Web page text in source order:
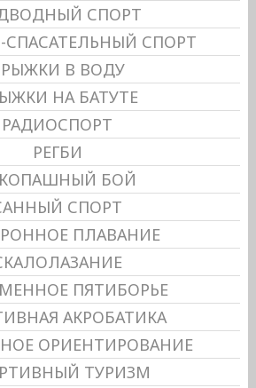
СПОРТ
СПОРТ
В ВОДУ
НА БАТУТЕ
РАДИОСПОРТ
РЕГБИ
БОЙ
СПОРТ
ПЛАВАНИЕ
ПЯТИБОРЬЕ
АКРОБАТИКА
ОРИЕНТИРОВАНИЕ
ТУРИЗМ